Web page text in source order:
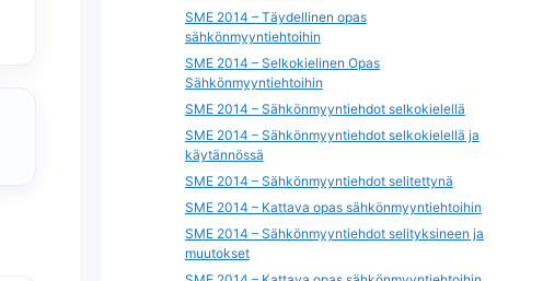
SME 2014 – Täydellinen opas
sähkönmyyntiehtoihin
SME 2014 – Selkokielinen Opas
Sähkönmyyntiehtoihin
SME 2014 – Sähkönmyyntiehdot selkokielellä
SME 2014 – Sähkönmyyntiehdot selkokielellä ja
käytännössä
SME 2014 – Sähkönmyyntiehdot selitettynä
SME 2014 – Kattava opas sähkönmyyntiehtoihin
SME 2014 – Sähkönmyyntiehdot selityksineen ja
muutokset